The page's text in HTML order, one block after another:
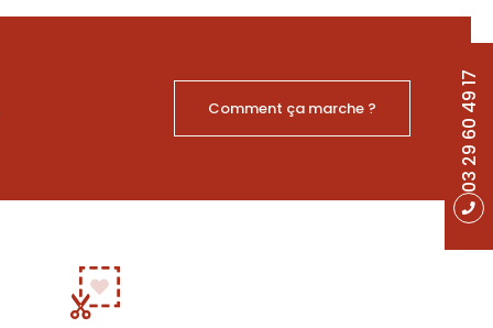
03 29 60 49 17
Comment ça marche ?